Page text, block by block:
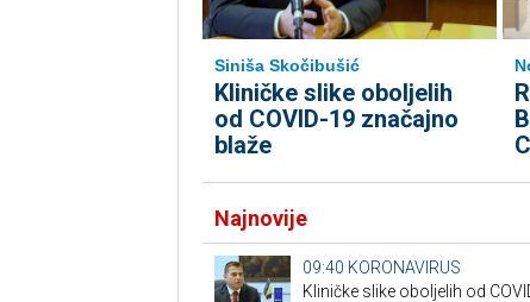
Siniša Skočibušić
Kliničke slike oboljelih
od COVID-19 značajno
blaže
Najnovije
09:40 KORONAVIRUS
Kliničke slike oboljelih od